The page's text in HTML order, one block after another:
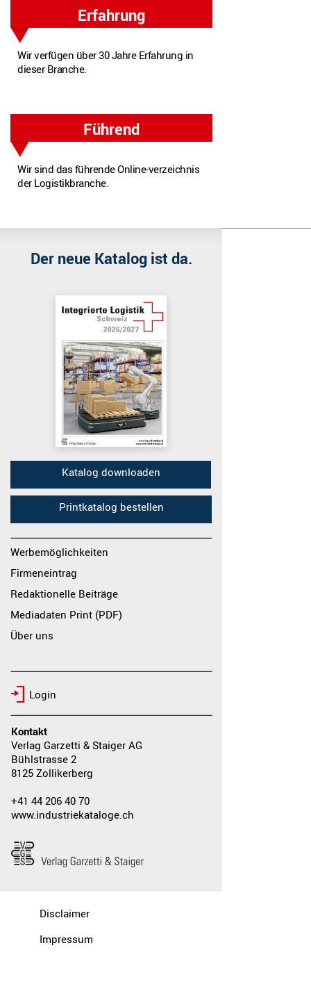
Erfahrung
Wir verfügen über 30 Jahre Erfahrung in
dieser Branche.
Führend
Wir sind das führende Online‐verzeichnis
der Logistikbranche.
Katalog downloaden
Printkatalog bestellen
Der neue Katalog ist da.
Werbemöglichkeiten
Firmeneintrag
Redaktionelle Beiträge
Mediadaten Print (PDF)
Über uns
Disclaimer
Impressum
Login
Kontakt
Verlag Garzetti & Staiger AG
Bühlstrasse 2
8125 Zollikerberg
+41 44 206 40 70
www.industriekataloge.ch
Wir nutzen Cookies auf unserer Website. Einige von ihnen